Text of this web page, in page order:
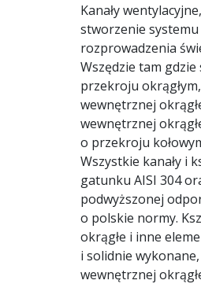
Kanały
stworzenie systemu
rozprowadzenia
Wszędzie tam gdzie
przekroju
wewnętrznej
wewnętrznej
o przekroju
Wszystkie kanały i
gatunku AISI 304
podwyższonej
o polskie normy.
okrągłe i inne
i solidnie
wewnętrznej